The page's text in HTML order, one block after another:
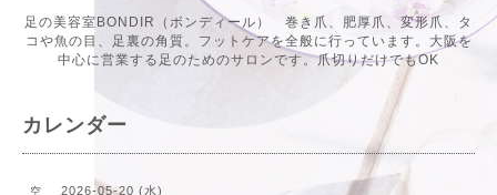
足の美容室BONDIR（ボンディール） 巻き爪、肥厚爪、変形爪、タ
コや魚の目、足裏の角質。フットケアを全般に行っています。大阪を
中心に営業する足のためのサロンです。爪切りだけでもOK
カレンダー
空 2026-05-20 (水)